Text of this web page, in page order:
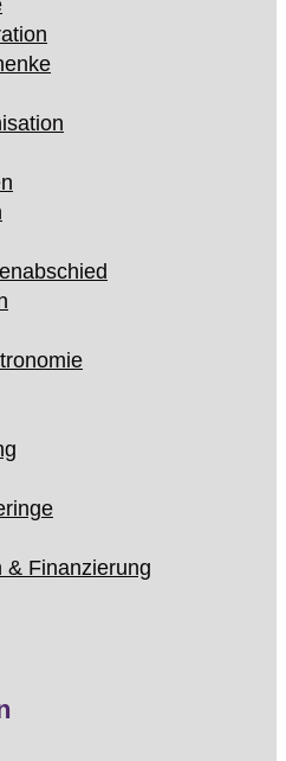
& Finanzierung